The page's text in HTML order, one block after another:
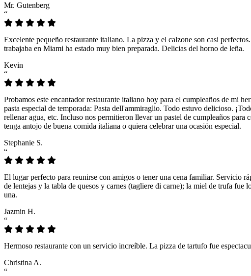
Mr. Gutenberg
“
Excelente pequeño restaurante italiano. La pizza y el calzone son casi
trabajaba en Miami ha estado muy bien preparada. Delicias del horno de leña.
Kevin
“
Probamos este encantador restaurante italiano hoy para el cumpleaños de mi
pasta especial de temporada: Pasta dell'ammiraglio. Todo estuvo delicioso.
rellenar agua, etc. Incluso nos permitieron llevar un pastel de cumpleaños
tenga antojo de buena comida italiana o quiera celebrar una ocasión especial.
Stephanie S.
“
El lugar perfecto para reunirse con amigos o tener una cena familiar. Servicio
de lentejas y la tabla de quesos y carnes (tagliere di carne); la miel de trufa fue
una.
Jazmin H.
“
Hermoso restaurante con un servicio increíble. La pizza de tartufo fue
Christina A.
“